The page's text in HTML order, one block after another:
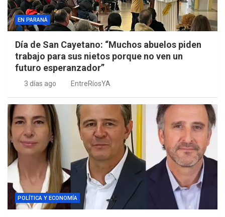
EN PARANÁ
Día de San Cayetano: “Muchos abuelos piden
trabajo para sus nietos porque no ven un
futuro esperanzador”
3 días ago EntreRíosYA
POLÍTICA Y ECONOMÍA